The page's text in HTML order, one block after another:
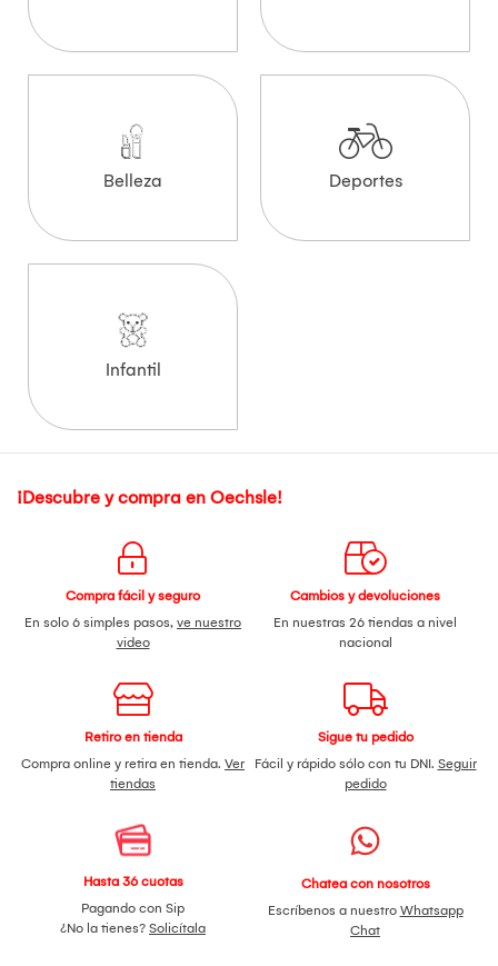
Belleza Deportes
Infantil
¡Descubre y compra en Oechsle!
Compra fácil y seguro
En solo 6 simples pasos, ve nuestro
video
Cambios y devoluciones
En nuestras 26 tiendas a nivel
nacional
Retiro en tienda
Compra online y retira en tienda. Ver
tiendas
Sigue tu pedido
Fácil y rápido sólo con tu DNI. Seguir
pedido
Hasta 36 cuotas
Pagando con Sip
¿No la tienes? Solicítala
Chatea con nosotros
Escríbenos a nuestro Whatsapp
Chat